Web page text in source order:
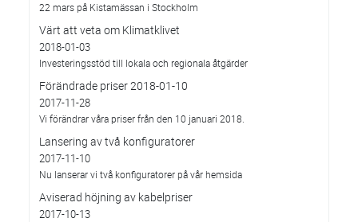
22 mars på Kistamässan i Stockholm
Värt att veta om Klimatklivet
2018-01-03
Investeringsstöd till lokala och regionala åtgärder
Förändrade priser 2018-01-10
2017-11-28
Vi förändrar våra priser från den 10 januari 2018.
Lansering av två konfiguratorer
2017-11-10
Nu lanserar vi två konfiguratorer på vår hemsida
Aviserad höjning av kabelpriser
2017-10-13